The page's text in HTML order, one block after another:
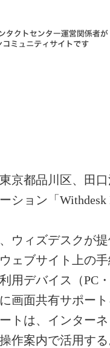
京都品川区、田
ション「
ウィズデスクが提
ェブサイト上の
用デバイス（PC
画面共有サポー
トは、インター
作案内で活用す